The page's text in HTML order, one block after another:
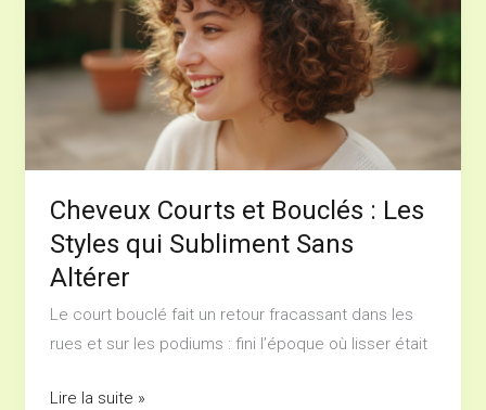
Cheveux Courts et Bouclés : Les
Styles qui Subliment Sans
Altérer
Le court bouclé fait un retour fracassant dans les
rues et sur les podiums : fini l’époque où lisser était
Les
qui
Subliment
Sans
Lire la suite »